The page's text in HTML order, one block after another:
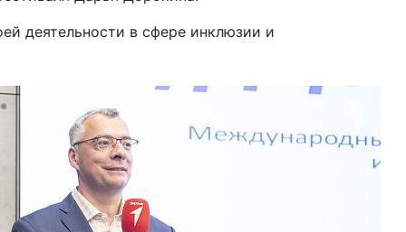
деятельности в сфере инклюзии и